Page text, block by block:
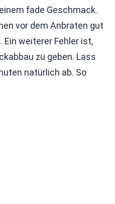
fade Geschmack.
vor dem Anbraten gut
weiterer Fehler ist,
zu geben. Lass
natürlich ab. So